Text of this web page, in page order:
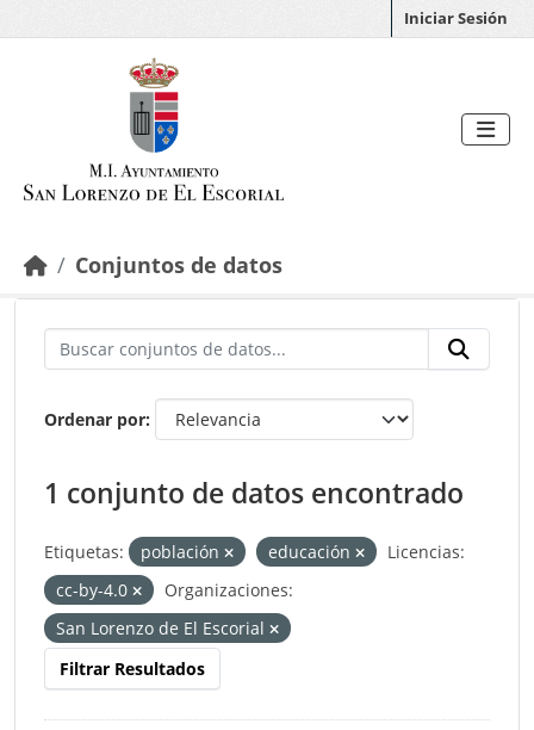
Iniciar Sesión
Conjuntos de datos
Ordenar por
1 conjunto de datos encontrado
Etiquetas: población educación
Licencias:
cc-by-4.0
Organizaciones:
San Lorenzo de El Escorial
Filtrar Resultados